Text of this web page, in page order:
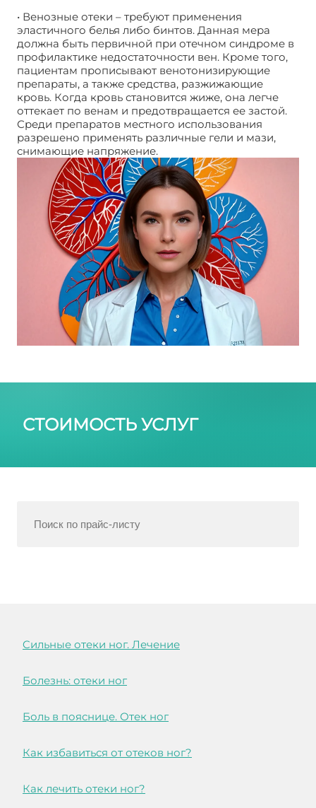
• Венозные отеки – требуют применения
эластичного белья либо бинтов. Данная мера
должна быть первичной при отечном синдроме в
профилактике недостаточности вен. Кроме того,
пациентам прописывают венотонизирующие
препараты, а также средства, разжижающие
кровь. Когда кровь становится жиже, она легче
оттекает по венам и предотвращается ее застой.
Среди препаратов местного использования
разрешено применять различные гели и мази,
снимающие напряжение.
СТОИМОСТЬ УСЛУГ
Cильные отеки ног. Лечение
Болезнь: отеки ног
Боль в пояснице. Отек ног
Как избавиться от отеков ног?
Как лечить отеки ног?